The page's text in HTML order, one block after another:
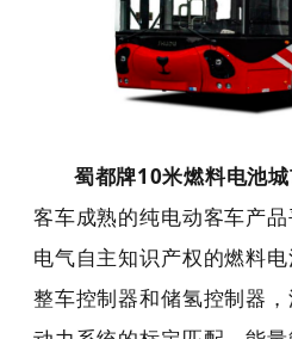
蜀都牌10米燃料电池城
客车成熟的纯电动客车产
电气自主知识产权的燃料
整车控制器和储氢控制器